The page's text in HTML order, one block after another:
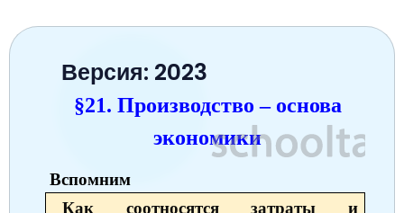
Русский язык
Музыка
Информатика
Литературное чтение
Математика
Математика
Информатика
Литературное чтение
Музыка
Математика
Русский язык
Английский язык
Обществознание
Немецкий язык
Литература
Математика
Английский язык
Русский язык
Обществознание
8 класс
История
Химия
Физика
11 класс
Версия: 2023
§21. Производство ‒ основа
экономики
Вспомним
Как соотносятся затраты и